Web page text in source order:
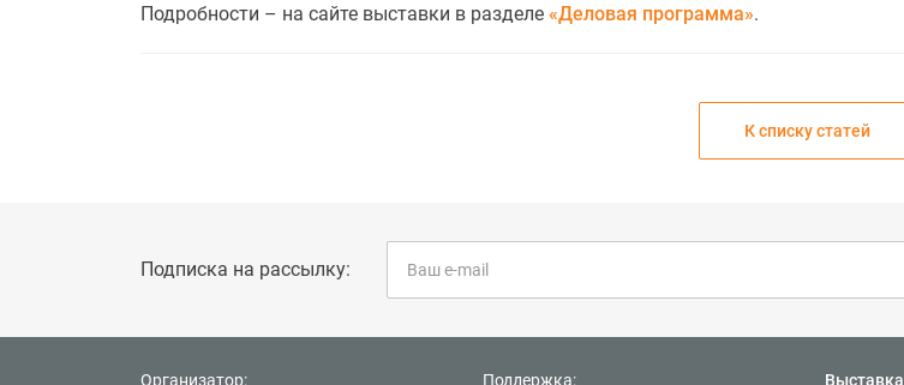
Подробности – на сайте выставки в разделе «Деловая программа».
К списку статей
Подписка на рассылку:
Организатор: Поддержка: Выставка